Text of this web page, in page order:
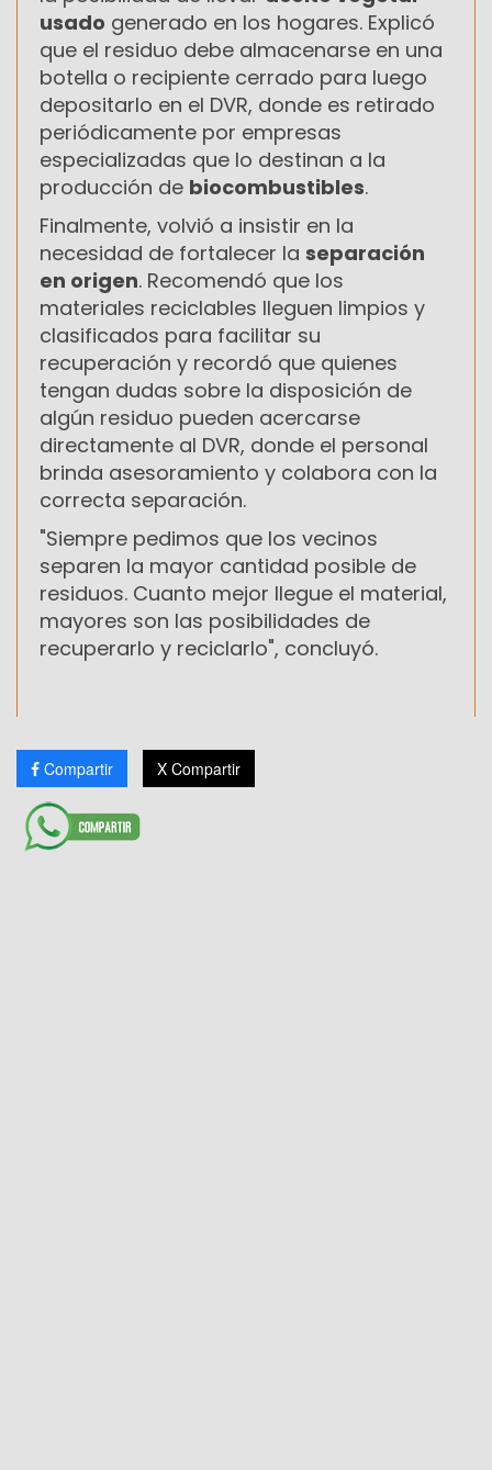
usado generado en los hogares. Explicó
que el residuo debe almacenarse en una
botella o recipiente cerrado para luego
depositarlo en el DVR, donde es retirado
periódicamente por empresas
especializadas que lo destinan a la
producción de biocombustibles.
Finalmente, volvió a insistir en la
necesidad de fortalecer la separación
en origen. Recomendó que los
materiales reciclables lleguen limpios y
clasificados para facilitar su
recuperación y recordó que quienes
tengan dudas sobre la disposición de
algún residuo pueden acercarse
directamente al DVR, donde el personal
brinda asesoramiento y colabora con la
correcta separación.
"Siempre pedimos que los vecinos
separen la mayor cantidad posible de
residuos. Cuanto mejor llegue el material,
mayores son las posibilidades de
recuperarlo y reciclarlo", concluyó.
Compartir X Compartir